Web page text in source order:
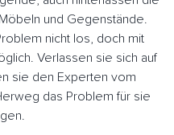
und Gegenstände.
nicht los, doch mit
Verlassen sie sich auf
sie den Experten vom
das Problem für sie